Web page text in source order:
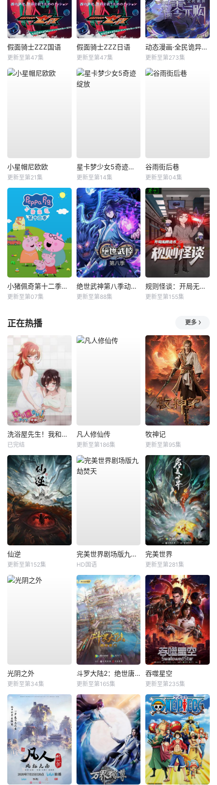
假面骑士ZZZ国语
更新至第47集
假面骑士ZZZ日语
更新至第47集
动态漫画·全民诡异：开局掌握零元购
更新至第273集
小星帽尼欧欧
更新至第21集
星卡梦少女5奇迹绽放
更新至第14集
谷雨街后巷
更新至第04集
小猪佩奇第十二季国语
更新至第07集
绝世武神第八季动态漫
更新至第88集
规则怪谈：开局无限诡币动态漫
更新至第155集
正在热播 更多
洗浴屋先生！我和那家伙在女浴池！？
已完结
凡人修仙传
更新至第186集
牧神记
更新至第95集
仙逆
更新至第152集
完美世界剧场版九劫焚天
HD国语
完美世界
更新至第281集
光阴之外
更新至第34集
斗罗大陆2：绝世唐门
更新至第165集
吞噬星空
更新至第235集